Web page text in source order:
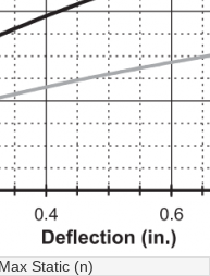
Max Static (n)